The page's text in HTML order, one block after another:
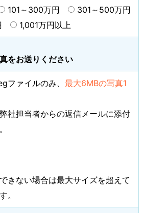
101～300万円
301～500万円
1,001万円以上
をお送りください
ァイルのみ、 最大6MBの写真1
社担当者からの返信メールに添付
きない場合は最大サイズを超えて
。